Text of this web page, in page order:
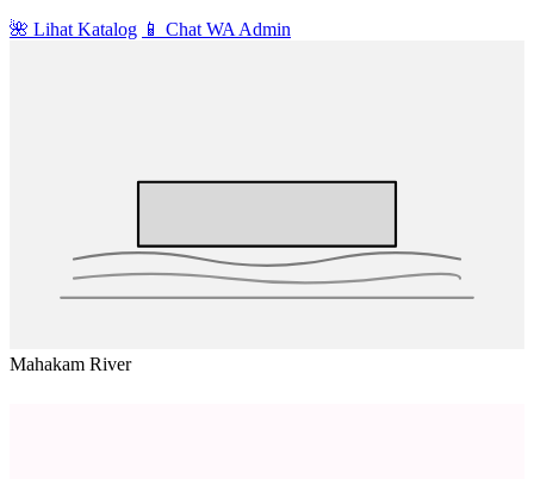
🌺 Lihat Katalog 📱 Chat WA Admin
Mahakam River